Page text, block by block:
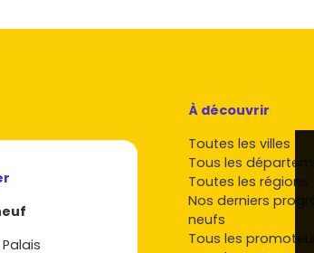
le neuf, compare les plans, les surfaces et les
À découvrir
Toutes les villes
Tous les
Toutes les régions
Nos derniers
neufs
Tous les